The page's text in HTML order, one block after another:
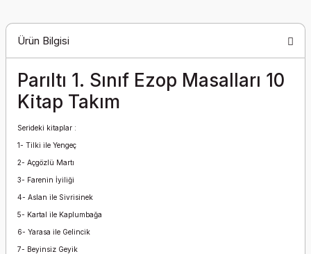
Ürün Bilgisi
Parıltı 1. Sınıf Ezop Masalları 10
Kitap Takım
Serideki kitaplar :
1- Tilki ile Yengeç
2- Açgözlü Martı
3- Farenin İyiliği
4- Aslan ile Sivrisinek
5- Kartal ile Kaplumbağa
6- Yarasa ile Gelincik
7- Beyinsiz Geyik